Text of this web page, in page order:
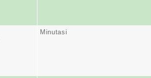
Minutasi